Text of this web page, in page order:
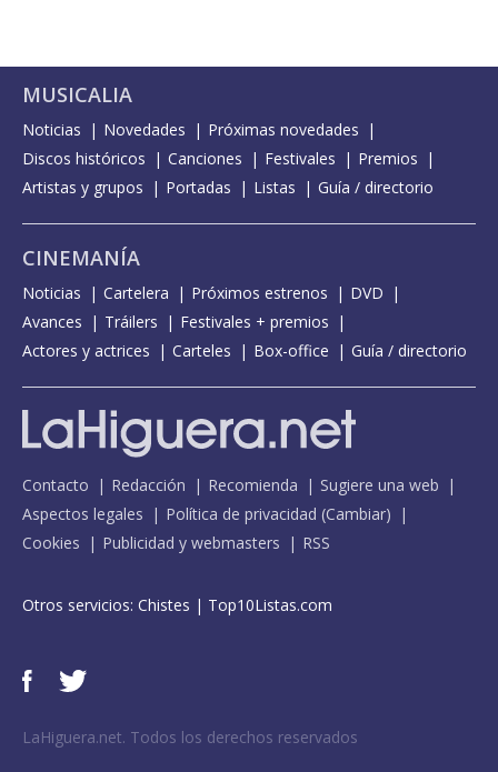
MUSICALIA
Noticias Novedades
Próximas novedades
Discos históricos
Canciones Festivales
Premios
Artistas y grupos
Portadas Listas Guía / directorio
CINEMANÍA
Noticias Cartelera Próximos estrenos
DVD
Avances
Tráilers
Festivales + premios
Actores y actrices
Carteles Box-office Guía / directorio
Contacto Redacción Recomienda
Sugiere una web
Aspectos legales
Política de privacidad (Cambiar)
Cookies
Publicidad y webmasters RSS
Otros servicios: Chistes | Top10Listas.com
LaHiguera.net. Todos los derechos reservados